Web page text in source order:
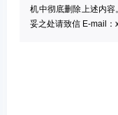
机中彻底删除上述内
妥之处请致信 E-mail：